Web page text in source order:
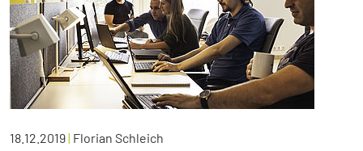
18.12.2019| Florian Schleich